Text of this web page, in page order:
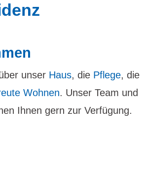
unser Haus, die Pflege, die
Wohnen. Unser Team und
Ihnen gern zur Verfügung.